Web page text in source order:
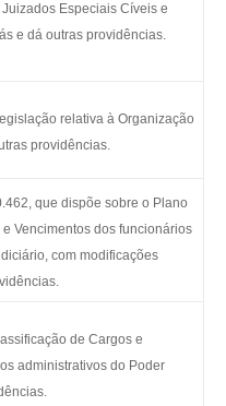
Especiais Cíveis e
e dá outras providências.
relativa à Organização
providências.
que dispõe sobre o Plano
Vencimentos dos funcionários
com modificações
de Cargos e
administrativos do Poder